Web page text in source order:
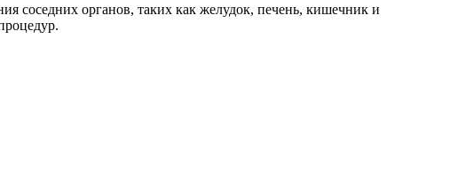
соседних органов, таких как желудок, печень, кишечник и